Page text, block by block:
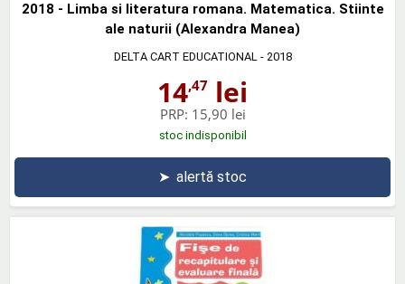
2018 - Limba si literatura romana. Matematica. Stiinte
ale naturii (Alexandra Manea)
DELTA CART EDUCATIONAL- 2018
14,47 lei
PRP: 15,90 lei
stoc indisponibil
➤ alertă stoc